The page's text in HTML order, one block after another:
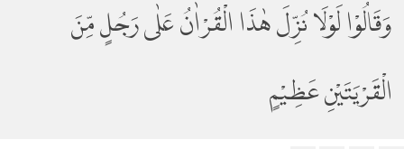
وَقَالُوْا لَوْلَا نُزِّلَ هٰذَا الْقُرْاٰنُ عَلٰى رَجُلٍ مِّنَ
الْقَرْيَتَيْنِ عَظِيْمٍ